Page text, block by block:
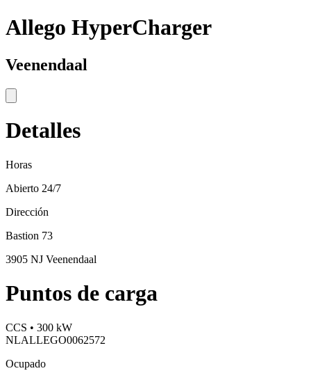
Allego HyperCharger
Veenendaal
Detalles
Horas
Abierto 24/7
Dirección
Bastion 73
3905 NJ Veenendaal
Puntos de carga
CCS • 300 kW
NLALLEGO0062572
Ocupado